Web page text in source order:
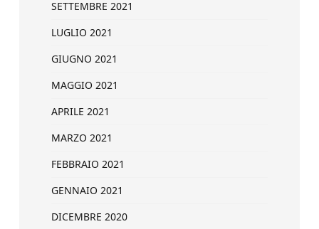
SETTEMBRE 2021
LUGLIO 2021
GIUGNO 2021
MAGGIO 2021
APRILE 2021
MARZO 2021
FEBBRAIO 2021
GENNAIO 2021
DICEMBRE 2020